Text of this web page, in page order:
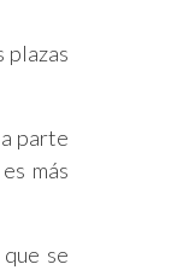
plazas
parte
más
se